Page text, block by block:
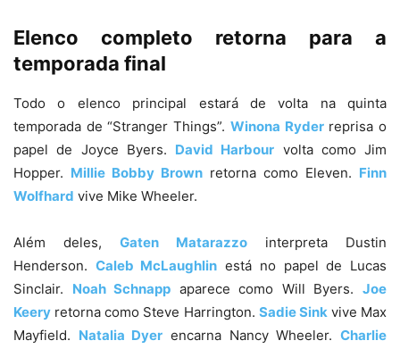
Elenco completo retorna para a
temporada final
Todo o elenco principal estará de volta na quinta
temporada de “Stranger Things”. Winona Ryderreprisa o
papel de Joyce Byers. David Harbour volta como Jim
Hopper. Millie Bobby Brown retorna como Eleven. Finn
Wolfhard vive Mike Wheeler.
Além deles, Gaten Matarazzo interpreta Dustin
Henderson. Caleb McLaughlin está no papel de Lucas
Sinclair. Noah Schnapp aparece como Will Byers.Joe
Keery retorna como Steve Harrington. Sadie Sinkvive Max
Mayfield. Natalia Dyer encarna Nancy Wheeler.Charlie